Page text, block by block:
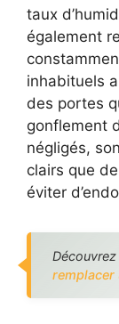
taux
également
inhabituels
des portes
gonflement
négligés,
clairs que
éviter
Découvrez
remplacer